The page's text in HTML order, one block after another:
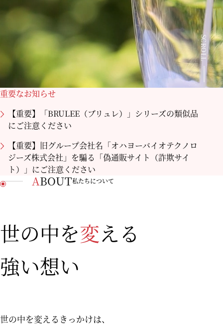
SCROLL
重要なお知らせ
【重要】「BRULEE（ブリュレ）」シリーズの類似品
にご注意ください
【重要】旧グループ会社名「オハヨーバイオテクノロ
ジーズ株式会社」を騙る「偽通販サイト（詐欺サイ
ト）」にご注意ください
ABOUT私たちについて
世の中を変える
強い想い
世の中を変えるきっかけは、